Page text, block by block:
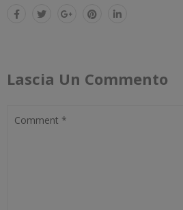
Lascia Un Commento